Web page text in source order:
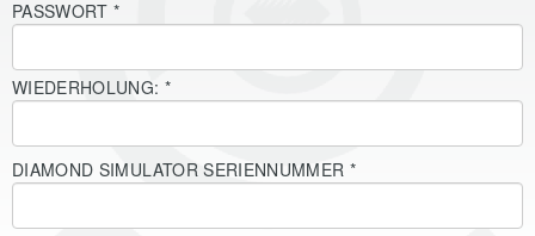
PASSWORT*
WIEDERHOLUNG: *
DIAMOND SIMULATOR SERIENNUMMER *